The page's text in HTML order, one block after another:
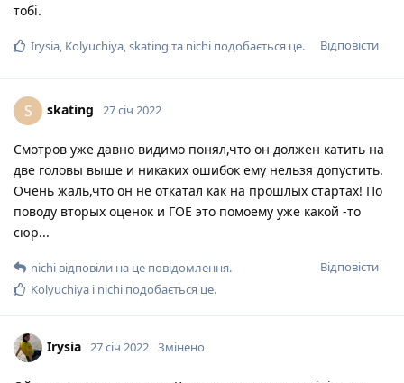
тобі.
Відповісти
Irysia, Kolyuchiya,skating та nichi подобається це.
S skating 27 січ 2022
Смотров уже давно видимо понял,что он должен катить на
две головы выше и никаких ошибок ему нельзя допустить.
Очень жаль,что он не откатал как на прошлых стартах! По
поводу вторых оценок и ГОЕ это помоему уже какой -то
сюр...
Відповісти
nichi відповіли на це повідомлення.
Kolyuchiya і nichi подобається це.
Irysia 27 січ 2022 Змінено